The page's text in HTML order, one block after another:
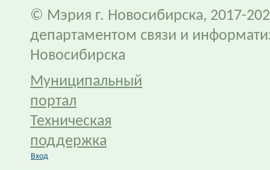
© Мэрия г. Новосибирска, 2017-
департаментом связи и
Новосибирска
Муниципальный
портал
Техническая
поддержка
Вход